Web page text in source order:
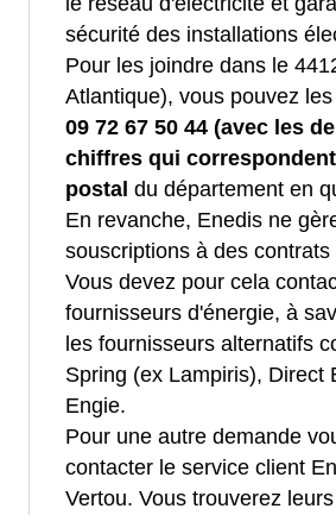
sécurité des installations
Pour les joindre dans le
Atlantique), vous pouvez les
09 72 67 50 44 (avec les
chiffres qui
postal du département en
En revanche, Enedis ne
souscriptions à des contrats
Vous devez pour cela
fournisseurs d'énergie, à
les fournisseurs alternatifs
Spring (ex Lampiris), Direct
Engie.
Pour une autre demande
contacter le service client
Vertou. Vous trouverez